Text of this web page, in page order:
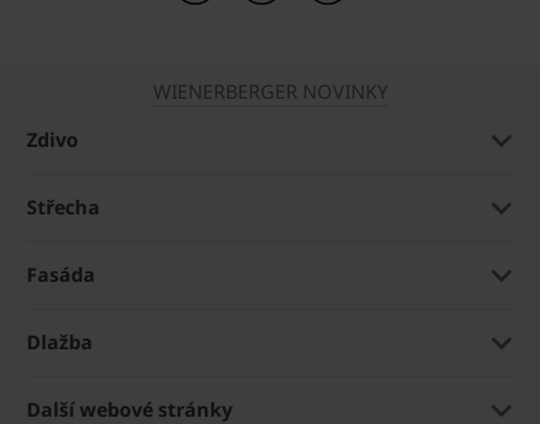
WIENERBERGER NOVINKY
Zdivo
Střecha
Fasáda
Dlažba
Další webové stránky